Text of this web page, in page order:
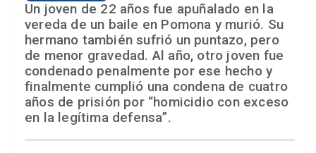
Un joven de 22 años fue apuñalado en la
vereda de un baile en Pomona y murió. Su
hermano también sufrió un puntazo, pero
de menor gravedad. Al año, otro joven fue
condenado penalmente por ese hecho y
finalmente cumplió una condena de cuatro
años de prisión por “homicidio con exceso
en la legítima defensa”.